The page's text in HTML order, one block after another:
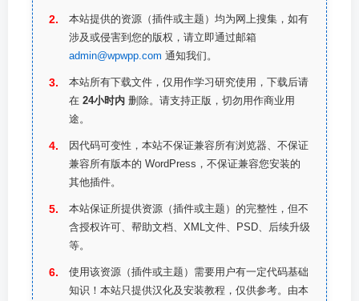
本站提供的资源（插件或主题）均为网上搜集，如有
涉及或侵害到您的版权，请立即通过邮箱
admin@wpwpp.com 通知我们。
本站所有下载文件，仅用作学习研究使用，下载后请
在 24小时内 删除。请支持正版，切勿用作商业用
途。
因代码可变性，本站不保证兼容所有浏览器、不保证
兼容所有版本的 WordPress，不保证兼容您安装的
其他插件。
本站保证所提供资源（插件或主题）的完整性，但不
含授权许可、帮助文档、XML文件、PSD、后续升级
等。
使用该资源（插件或主题）需要用户有一定代码基础
知识！本站只提供汉化及安装教程，仅供参考。由本